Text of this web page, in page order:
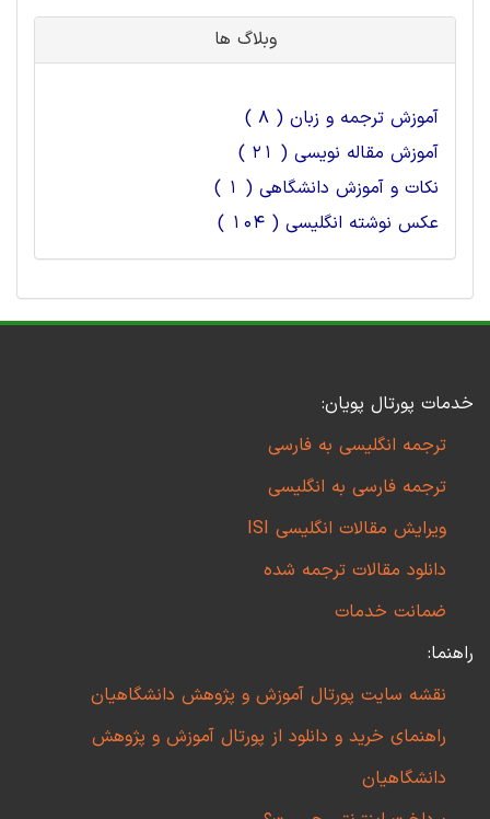
وبلاگ ها
آموزش ترجمه و زبان ( 8 )
آموزش مقاله نویسی ( 21 )
نکات و آموزش دانشگاهی ( 1 )
عکس نوشته انگلیسی ( 104 )
خدمات پورتال پویان:
ترجمه انگلیسی به فارسی
ترجمه فارسی به انگلیسی
ویرایش مقالات انگلیسی ISI
دانلود مقالات ترجمه شده
ضمانت خدمات
راهنما:
نقشه سایت پورتال آموزش و پژوهش دانشگاهیان
راهنمای خرید و دانلود از پورتال آموزش و پژوهش
دانشگاهیان